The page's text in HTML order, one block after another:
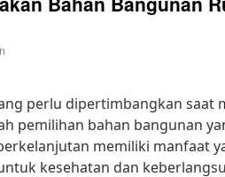
perlu dipertimbangkan saat
pemilihan bahan bangunan
memiliki manfaat
kesehatan dan